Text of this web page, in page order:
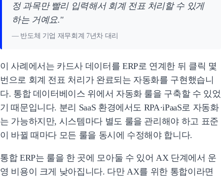
정 과목만 빨리 입력해서 회계 전표 처리할 수 있게
하는 거예요."
— 반도체 기업 재무회계 7년차 대리
이 사례에서는 카드사 데이터를 ERP로 연계한 뒤 클릭 몇
번으로 회계 전표 처리가 완료되는 자동화를 구현했습니
다. 통합 데이터베이스 위에서 자동화 룰을 구축할 수 있었
기 때문입니다. 분리 SaaS 환경에서도 RPA·iPaaS로 자동화
는 가능하지만, 시스템마다 별도 룰을 관리해야 하고 표준
이 바뀔 때마다 모든 룰을 동시에 수정해야 합니다.
통합 ERP는 룰을 한 곳에 모아둘 수 있어 AX 단계에서 운
영 비용이 크게 낮아집니다. 다만 AX를 위한 통합이라면